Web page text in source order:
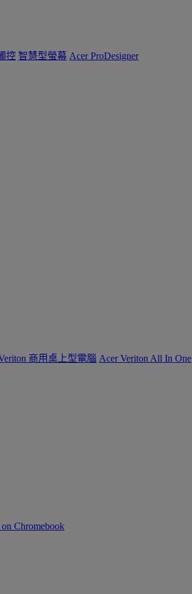
控 智慧型螢幕 Acer ProDesigner
商用桌上型電腦 Acer Veriton All In One
Chromebook